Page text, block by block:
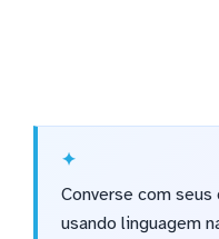
Converse com
usando linguagem